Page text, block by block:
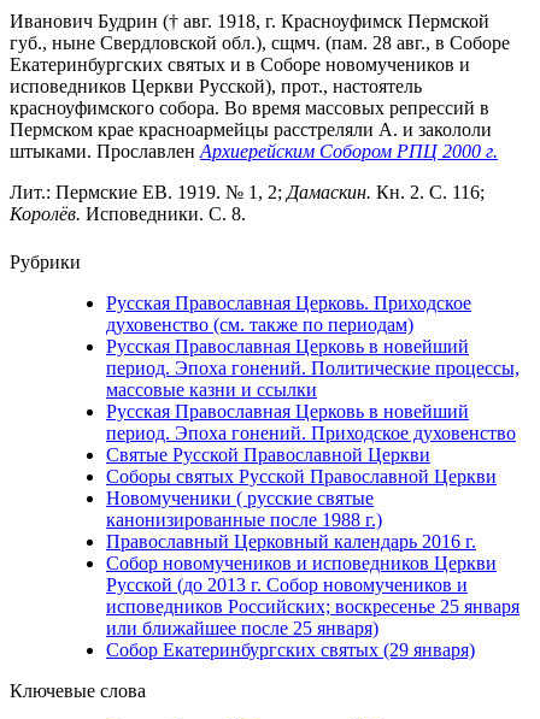
Иванович Будрин († авг. 1918, г. Красноуфимск Пермской
губ., ныне Свердловской обл.), сщмч. (пам. 28 авг., в Соборе
Екатеринбургских святых и в Соборе новомучеников и
исповедников Церкви Русской), прот., настоятель
красноуфимского собора. Во время массовых репрессий в
Пермском крае красноармейцы расстреляли А. и закололи
штыками. Прославлен Архиерейским Собором РПЦ 2000 г.
Лит.: Пермские ЕВ. 1919. № 1, 2; Дамаскин. Кн. 2. С. 116;
Королёв. Исповедники. С. 8.
Рубрики
Русская Православная Церковь. Приходское
духовенство (см. также по периодам)
Русская Православная Церковь в новейший
период. Эпоха гонений. Политические процессы,
массовые казни и ссылки
Русская Православная Церковь в новейший
период. Эпоха гонений. Приходское духовенство
Святые Русской Православной Церкви
Соборы святых Русской Православной Церкви
Новомученики ( русские святые
канонизированные после 1988 г.)
Православный Церковный календарь 2016 г.
Собор новомучеников и исповедников Церкви
Русской (до 2013 г. Собор новомучеников и
исповедников Российских; воскресенье 25 января
или ближайшее после 25 января)
Собор Екатеринбургских святых (29 января)
Ключевые слова